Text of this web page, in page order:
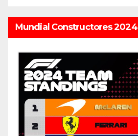
Mundial Constructores 2024